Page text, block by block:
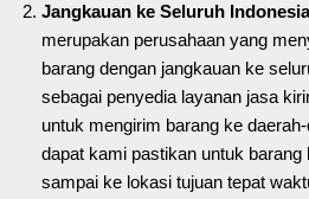
Jangkauan ke Seluruh Indonesia
merupakan perusahaan yang
barang dengan jangkauan ke
sebagai penyedia layanan jasa
untuk mengirim barang ke
dapat kami pastikan untuk barang
sampai ke lokasi tujuan tepat